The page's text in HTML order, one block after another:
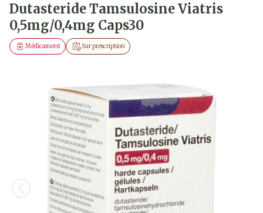
Dutasteride Tamsulosine Viatris
0,5mg/0,4mg Caps30
Sur prescription
Médicament